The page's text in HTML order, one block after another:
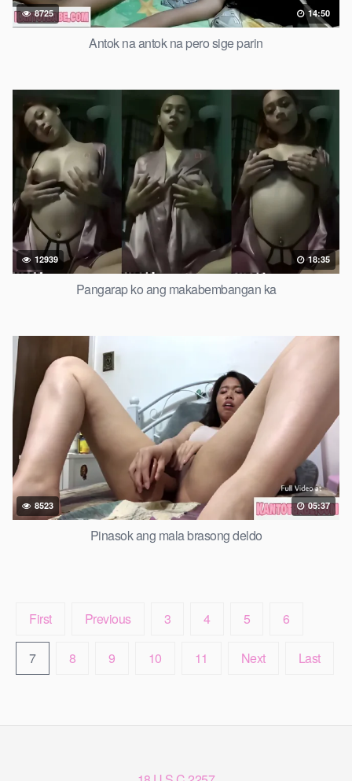
8725 14:50
Antok na antok na pero sige parin
12939 18:35
Pangarap ko ang makabembangan ka
8523 05:37
Pinasok ang mala brasong deldo
First Previous 3 4 5 6
7 8 9 10 11 Next Last